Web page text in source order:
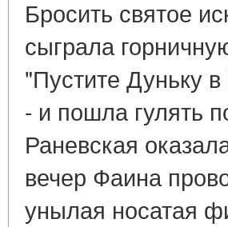
Бросить святое
сыграла
"Пустите Дуньку
- и пошла гулять
Раневская
вечер Фаина
унылая носатая